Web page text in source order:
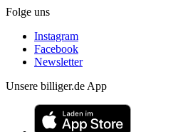
Folge uns
Instagram
Facebook
Newsletter
Unsere billiger.de App